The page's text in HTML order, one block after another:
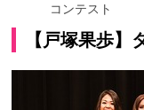
コンテスト
【戸塚果歩】